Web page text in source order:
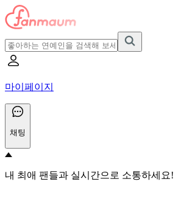
마이페이지
채팅
내 최애 팬들과 실시간으로 소통하세요!